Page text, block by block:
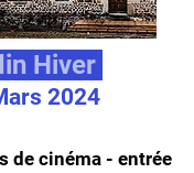
Hiver
2024
de cinéma - entrée